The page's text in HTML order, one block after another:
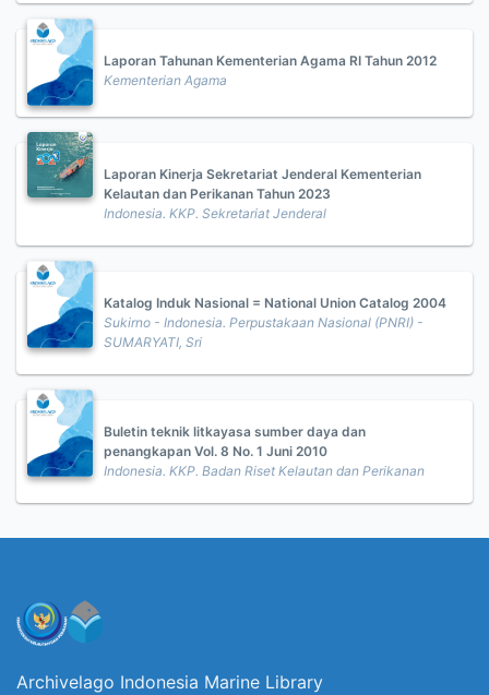
Laporan Tahunan Kementerian Agama RI Tahun 2012
Kementerian Agama
Laporan Kinerja Sekretariat Jenderal Kementerian
Kelautan dan Perikanan Tahun 2023
Indonesia. KKP. Sekretariat Jenderal
Katalog Induk Nasional = National Union Catalog 2004
Sukirno - Indonesia. Perpustakaan Nasional (PNRI) -
SUMARYATI, Sri
Buletin teknik litkayasa sumber daya dan
penangkapan Vol. 8 No. 1 Juni 2010
Indonesia. KKP. Badan Riset Kelautan dan Perikanan
Archivelago Indonesia Marine Library